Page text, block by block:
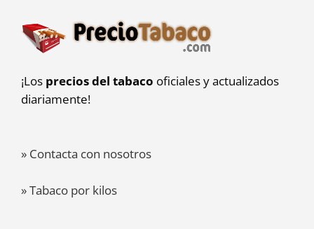
¡Los precios del tabaco oficiales y actualizados
diariamente!
» Contacta con nosotros
» Tabaco por kilos